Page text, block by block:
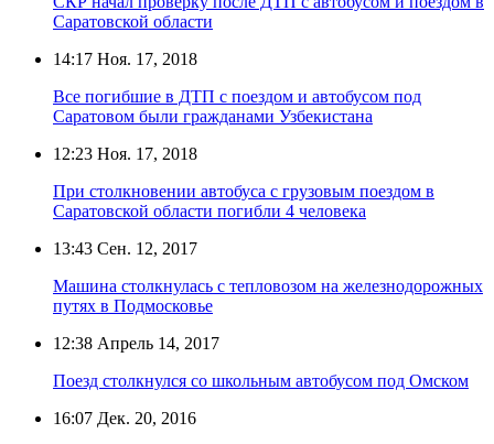
Саратовской области
14:17 Ноя. 17, 2018
Все погибшие в ДТП с поездом и автобусом под
Саратовом были гражданами Узбекистана
12:23 Ноя. 17, 2018
При столкновении автобуса с грузовым поездом в
Саратовской области погибли 4 человека
13:43 Сен. 12, 2017
Машина столкнулась с тепловозом на железнодорожных
путях в Подмосковье
12:38 Апрель 14, 2017
Поезд столкнулся со школьным автобусом под Омском
16:07 Дек. 20, 2016